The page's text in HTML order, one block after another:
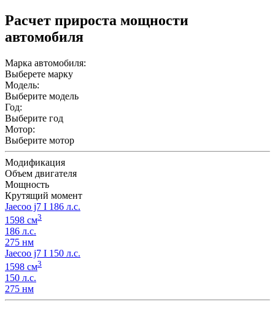
Расчет прироста мощности
автомобиля
Марка автомобиля:
Выберете марку
Модель:
Выберите модель
Год:
Выберите год
Мотор:
Выберите мотор
Модификация
Объем двигателя
Мощность
Крутящий момент
Jaecoo j7 I 186 л.с.
1598 см3
186 л.с.
275 нм
Jaecoo j7 I 150 л.с.
1598 см3
150 л.с.
275 нм